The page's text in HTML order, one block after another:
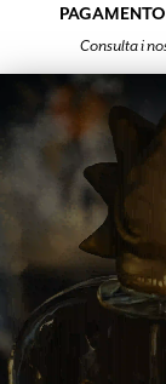
Consulta i
Soddisfatti o
fino a 15
HOME PAGE